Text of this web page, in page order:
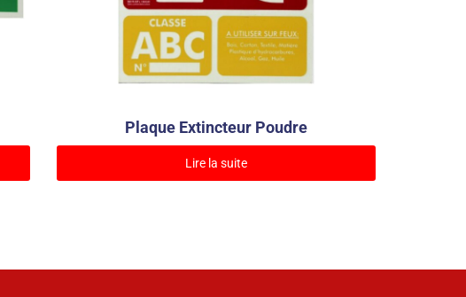
Plaque Extincteur Poudre
Lire la suite